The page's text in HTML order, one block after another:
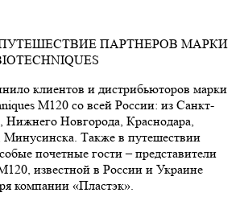
клиентов и дистрибьюторов марки
М120 со всей России: из Санкт-
Нижнего Новгорода, Краснодара,
Минусинска. Также в путешествии
почетные гости – представители
известной в России и Украине
компании «Пластэк».